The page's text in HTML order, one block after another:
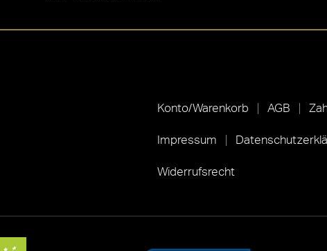
Konto/Warenkorb AGB
Impressum
Widerrufsrecht